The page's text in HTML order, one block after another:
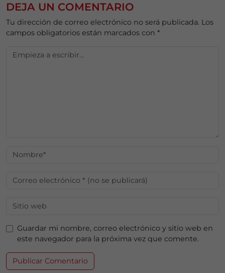
DEJA UN COMENTARIO
Tu dirección de correo electrónico no será publicada. Los
campos obligatorios están marcados con *
Guardar mi nombre, correo electrónico y sitio web en
este navegador para la próxima vez que comente.